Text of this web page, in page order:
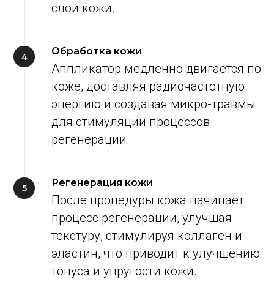
слои кожи.
Обработка кожи
Аппликатор медленно двигается по
коже, доставляя радиочастотную
энергию и создавая микро-травмы
для стимуляции процессов
регенерации.
Регенерация кожи
После процедуры кожа начинает
процесс регенерации, улучшая
текстуру, стимулируя коллаген и
эластин, что приводит к улучшению
тонуса и упругости кожи.